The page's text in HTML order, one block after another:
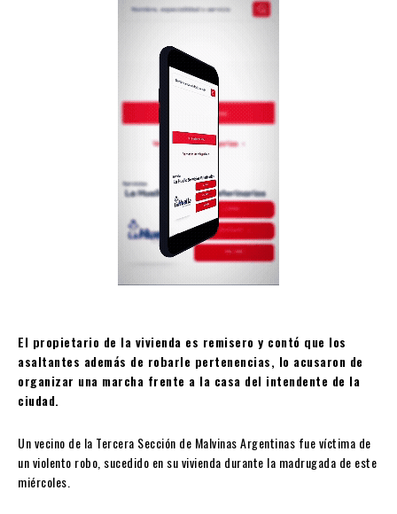
El propietario de la vivienda es remisero y contó que los
asaltantes además de robarle pertenencias, lo acusaron de
organizar una marcha frente a la casa del intendente de la
ciudad.
Un vecino de la Tercera Sección de Malvinas Argentinas fue víctima de
un violento robo, sucedido en su vivienda durante la madrugada de este
miércoles.